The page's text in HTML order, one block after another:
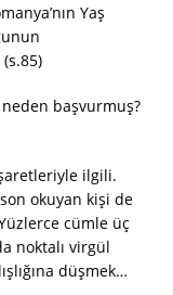
Yaş
başvurmuş?
ilgili.
okuyan kişi de
cümle üç
noktalı virgül
düşmek…